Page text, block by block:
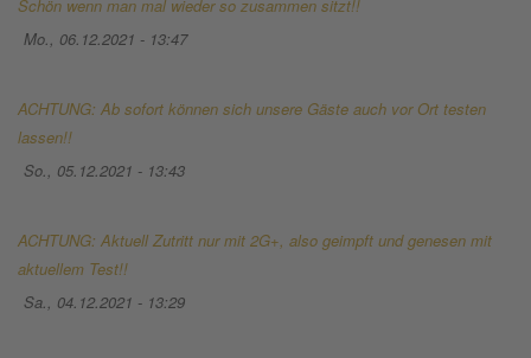
Schön wenn man mal wieder so zusammen sitzt!!
Mo., 06.12.2021 - 13:47
ACHTUNG: Ab sofort können sich unsere Gäste auch vor Ort testen
lassen!!
So., 05.12.2021 - 13:43
ACHTUNG: Aktuell Zutritt nur mit 2G+, also geimpft und genesen mit
aktuellem Test!!
Sa., 04.12.2021 - 13:29